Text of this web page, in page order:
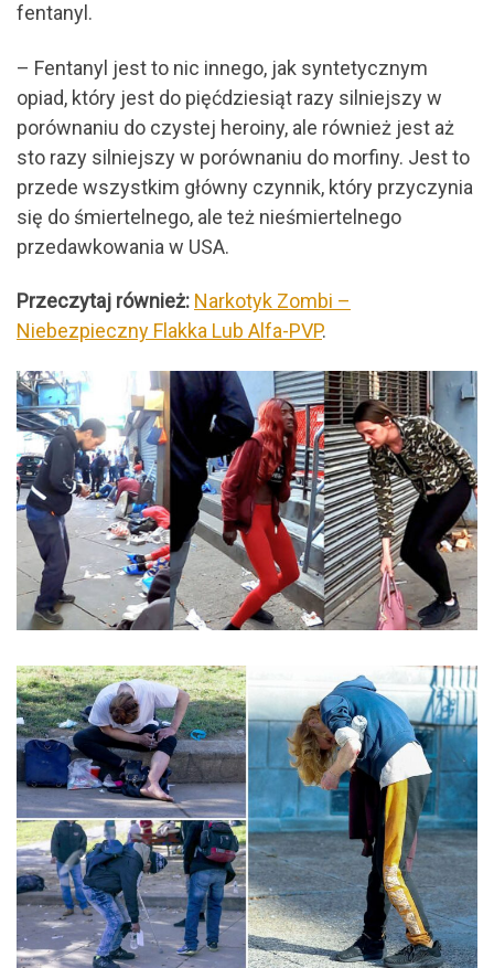
fentanyl.
– Fentanyl jest to nic innego, jak syntetycznym
opiad, który jest do pięćdziesiąt razy silniejszy w
porównaniu do czystej heroiny, ale również jest aż
sto razy silniejszy w porównaniu do morfiny. Jest to
przede wszystkim główny czynnik, który przyczynia
się do śmiertelnego, ale też nieśmiertelnego
przedawkowania w USA.
Przeczytaj również: Narkotyk Zombi –
Niebezpieczny Flakka Lub Alfa-PVP.